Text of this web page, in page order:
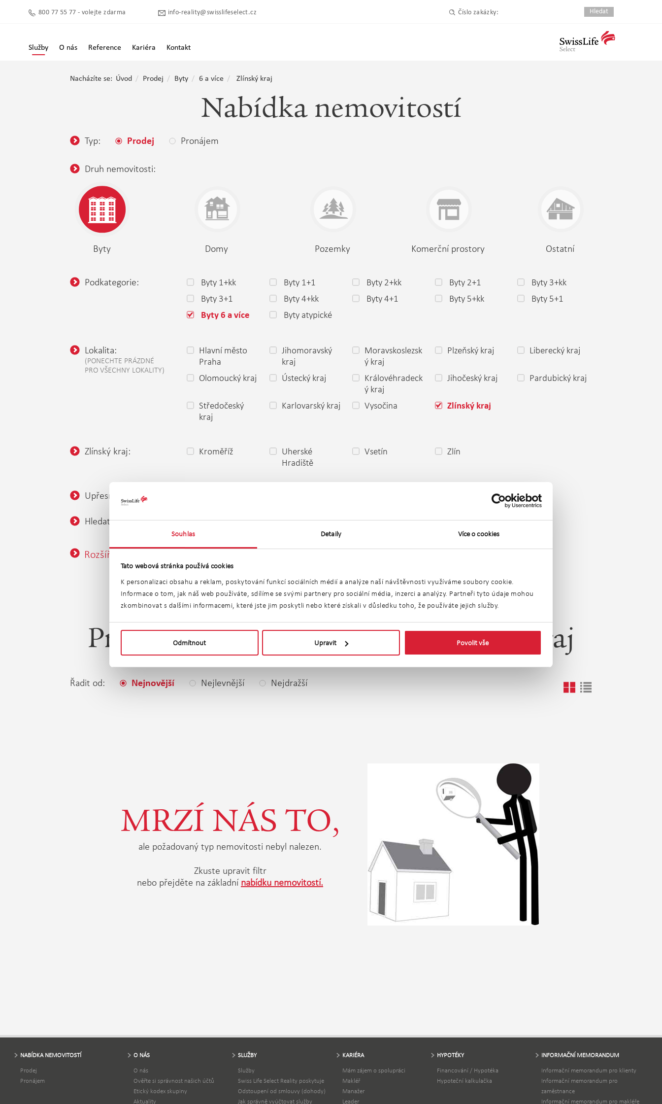
Souhlas Detaily Více o cookies
Tato webová stránka používá cookies
K personalizaci obsahu a reklam, poskytování funkcí sociálních médií a analýze naší návštěvnosti využíváme soubory cookie.
Informace o tom, jak náš web používáte, sdílíme se svými partnery pro sociální média, inzerci a analýzy. Partneři tyto údaje mohou
zkombinovat s dalšími informacemi, které jste jim poskytli nebo které získali v důsledku toho, že používáte jejich služby.
Odmítnout Upravit Povolit vše
800 77 55 77 - volejte zdarma info-reality@swisslifeselect.cz Číslo zakázky:
Služby O nás Reference Kariéra Kontakt
Nacházíte se: Úvod Prodej Byty 6 a více Zlínský kraj
Nabídka nemovitostí
Typ: Prodej Pronájem
Druh nemovitosti:
Byty Domy Pozemky Komerční prostory Ostatní
Podkategorie: Byty 1+kk Byty 1+1 Byty 2+kk Byty 2+1
Byty 3+kk
Byty 3+1
Byty 4+kk Byty 4+1 Byty 5+kk Byty 5+1
Byty 6 a více Byty atypické
Lokalita:
(PONECHTE PRÁZDNÉ
PRO VŠECHNY LOKALITY)
Hlavní město
Praha
Jihomoravský
kraj
Moravskoslezsk
ý kraj
Plzeňský kraj Liberecký kraj
Olomoucký kraj Ústecký kraj
Královéhradeck
ý kraj
Jihočeský kraj Pardubický kraj
Středočeský
kraj
Karlovarský kraj Vysočina Zlínský kraj
Zlínský kraj: Kroměříž
Uherské
Hradiště
Vsetín Zlín
Upřesnění lokality:
Hledat v okolí: nezadáno
Rozšířené vyhledávání
Prodej bytů 6 pokojů a více Zlínský kraj
Řadit od: Nejnovější Nejlevnější Nejdražší
MRZÍ NÁS TO,
ale požadovaný typ nemovitosti nebyl nalezen.
Zkuste upravit filtr
nebo přejděte na základní nabídku nemovitostí.
NABÍDKA NEMOVITOSTÍ
Prodej
Pronájem
O NÁS
O nás
Ověřte si správnost našich účtů
Etický kodex skupiny
Aktuality
SLUŽBY
Služby
Swiss Life Select Reality poskytuje
Odstoupení od smlouvy (dohody)
Jak správně vyúčtovat služby
KARIÉRA
Mám zájem o spolupráci
Makléř
Manažer
Leader
HYPOTÉKY
Financování / Hypotéka
Hypoteční kalkulačka
INFORMAČNÍ MEMORANDUM
Informační memorandum pro klienty
Informační memorandum pro
zaměstnance
Informační memorandum pro makléře